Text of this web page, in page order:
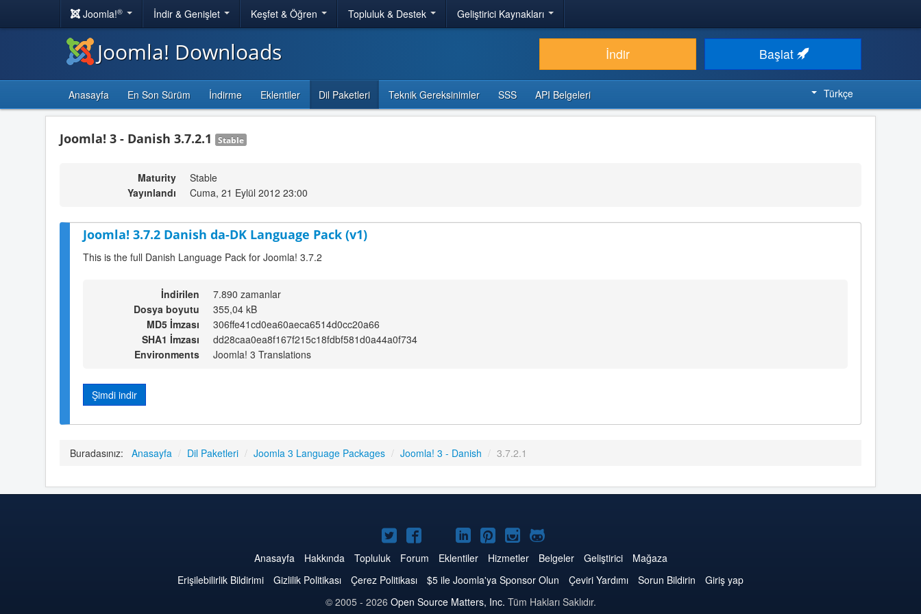
Joomla!® İndir & Genişlet Keşfet & Öğren Topluluk & Destek Geliştirici Kaynakları
Joomla! Downloads İndir Başlat
Anasayfa En Son Sürüm İndirme Eklentiler Dil Paketleri Teknik Gereksinimler SSS API Belgeleri Türkçe
Joomla! 3 - Danish 3.7.2.1 Stable
Maturity
Stable
Yayınlandı
Cuma, 21 Eylül 2012 23:00
Joomla! 3.7.2 Danish da-DK Language Pack (v1)
This is the full Danish Language Pack for Joomla! 3.7.2
İndirilen
7.890 zamanlar
Dosya boyutu
355,04 kB
MD5 İmzası
306ffe41cd0ea60aeca6514d0cc20a66
SHA1 İmzası
dd28caa0ea8f167f215c18fdbf581d0a44a0f734
Environments
Joomla! 3 Translations
Şimdi indir
Buradasınız: Anasayfa / Dil Paketleri / Joomla 3 Language Packages / Joomla! 3 - Danish / 3.7.2.1
Twitter'da
Joomla
Facebook'da
Joomla
YouTube'da
Joomla
LinkedIn'de
Joomla
Pinterest'de
Joomla
Instagram'da
Joomla
GitHub'da
Joomla
Anasayfa Hakkında Topluluk Forum Eklentiler Hizmetler Belgeler Geliştirici
Mağaza
Erişilebilirlik Bildirimi
Gizlilik Politikası Çerez Politikası $5 ile Joomla'ya Sponsor Olun Çeviri Yardımı Sorun Bildirin
Giriş yap
© 2005 - 2026 Open Source Matters, Inc. Tüm Hakları Saklıdır.